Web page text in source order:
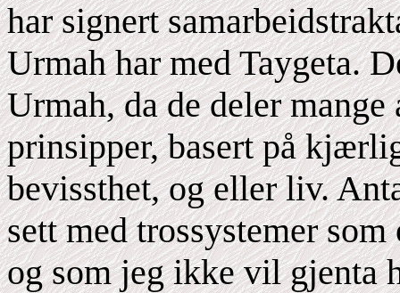
har signert
Urmah har med Taygeta.
Urmah, da de deler
prinsipper, basert på
bevissthet, og eller liv.
sett med trossystemer
og som jeg ikke vil gjenta